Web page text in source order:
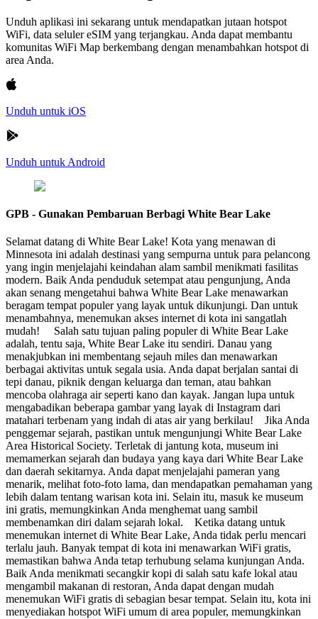
Unduh aplikasi ini sekarang untuk mendapatkan jutaan hotspot
WiFi, data seluler eSIM yang terjangkau. Anda dapat membantu
komunitas WiFi Map berkembang dengan menambahkan hotspot di
area Anda.
Unduh untuk iOS
Unduh untuk Android
GPB - Gunakan Pembaruan Berbagi White Bear Lake
Selamat datang di White Bear Lake! Kota yang menawan di
Minnesota ini adalah destinasi yang sempurna untuk para pelancong
yang ingin menjelajahi keindahan alam sambil menikmati fasilitas
modern. Baik Anda penduduk setempat atau pengunjung, Anda
akan senang mengetahui bahwa White Bear Lake menawarkan
beragam tempat populer yang layak untuk dikunjungi. Dan untuk
menambahnya, menemukan akses internet di kota ini sangatlah
mudah! Salah satu tujuan paling populer di White Bear Lake
adalah, tentu saja, White Bear Lake itu sendiri. Danau yang
menakjubkan ini membentang sejauh miles dan menawarkan
berbagai aktivitas untuk segala usia. Anda dapat berjalan santai di
tepi danau, piknik dengan keluarga dan teman, atau bahkan
mencoba olahraga air seperti kano dan kayak. Jangan lupa untuk
mengabadikan beberapa gambar yang layak di Instagram dari
matahari terbenam yang indah di atas air yang berkilau! Jika Anda
penggemar sejarah, pastikan untuk mengunjungi White Bear Lake
Area Historical Society. Terletak di jantung kota, museum ini
memamerkan sejarah dan budaya yang kaya dari White Bear Lake
dan daerah sekitarnya. Anda dapat menjelajahi pameran yang
menarik, melihat foto-foto lama, dan mendapatkan pemahaman yang
lebih dalam tentang warisan kota ini. Selain itu, masuk ke museum
ini gratis, memungkinkan Anda menghemat uang sambil
membenamkan diri dalam sejarah lokal. Ketika datang untuk
menemukan internet di White Bear Lake, Anda tidak perlu mencari
terlalu jauh. Banyak tempat di kota ini menawarkan WiFi gratis,
memastikan bahwa Anda tetap terhubung selama kunjungan Anda.
Baik Anda menikmati secangkir kopi di salah satu kafe lokal atau
mengambil makanan di restoran, Anda dapat dengan mudah
menemukan WiFi gratis di sebagian besar tempat. Selain itu, kota ini
menyediakan hotspot WiFi umum di area populer, memungkinkan